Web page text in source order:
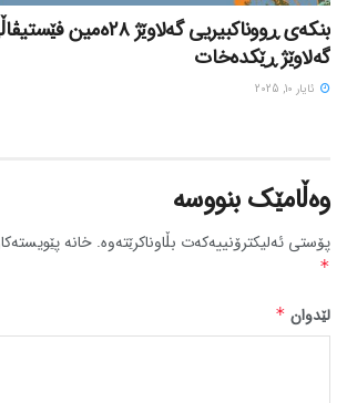
بنکەی ڕووناکبیریی گەلاوێژ
گەلاوێژ ڕێکدەخات
ئایار 10, 2025
وەڵامێک بنووسە
پۆستی ئەلیکترۆنییەکەت بڵاوناکرێتەوە. خانە
*
لێدوان *